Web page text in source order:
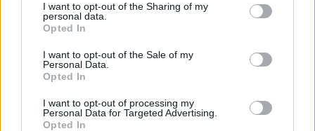
I want to opt-out of the Sharing of my
personal data.
Opted In
I want to opt-out of the Sale of my
Personal Data.
Opted In
I want to opt-out of processing my
Personal Data for Targeted Advertising.
Opted In
ÚLTIMO PARTIDO EN ABIERTO
LPF Play
28 (90,32%)
Fanatiz
3 (9,68%)